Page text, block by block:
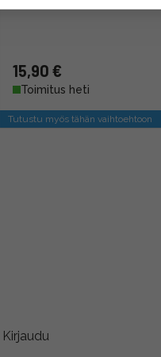
15,90 €
Toimitus heti
Tutustu myös tähän vaihtoehtoon
Kirjaudu